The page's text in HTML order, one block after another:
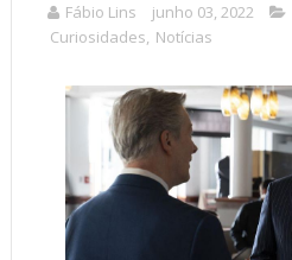
Fábio Lins junho 03, 2022
Curiosidades, Notícias